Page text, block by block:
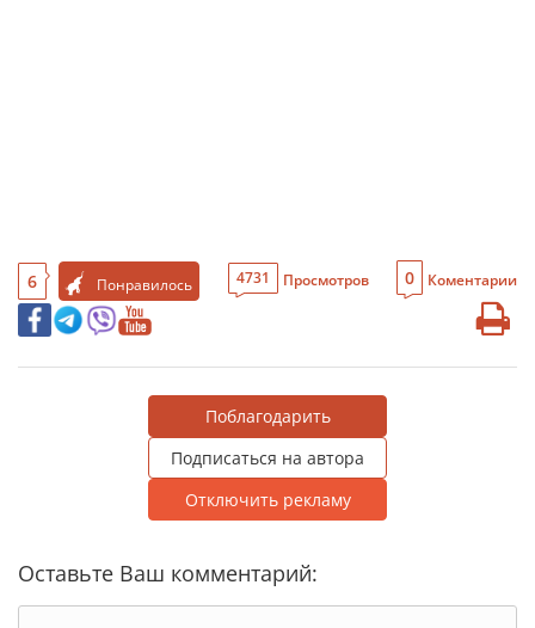
6 Понравилось 4731 Просмотров 0 Коментарии
Поблагодарить
Подписаться на автора
Отключить рекламу
Оставьте Ваш комментарий: